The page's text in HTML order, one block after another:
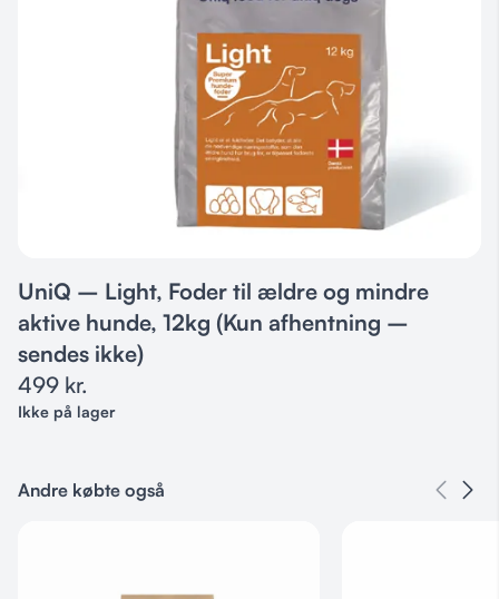
UniQ – Light, Foder til ældre og mindre
aktive hunde, 12kg (Kun afhentning –
sendes ikke)
499 kr.
Ikke på lager
Andre købte også